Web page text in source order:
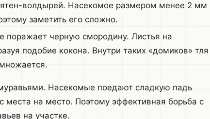
волдырей. Насекомое размером менее 2 мм
заметить его сложно.
поражает черную смородину. Листья на
подобие кокона. Внутри таких «домиков» тля
Насекомые поедают сладкую падь
места на место. Поэтому эффективная борьба с
на участке.